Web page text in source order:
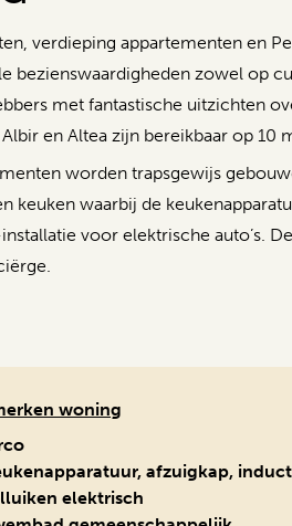
verdieping appartementen en
bezienswaardigheden zowel op
met fantastische uitzichten
en Altea zijn bereikbaar op 10
worden trapsgewijs
keuken waarbij de
voor elektrische auto’s.
woning
afzuigkap,
elektrisch